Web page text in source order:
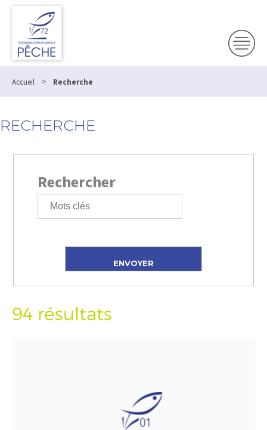
Accueil > Recherche
RECHERCHE
Rechercher
94 résultats